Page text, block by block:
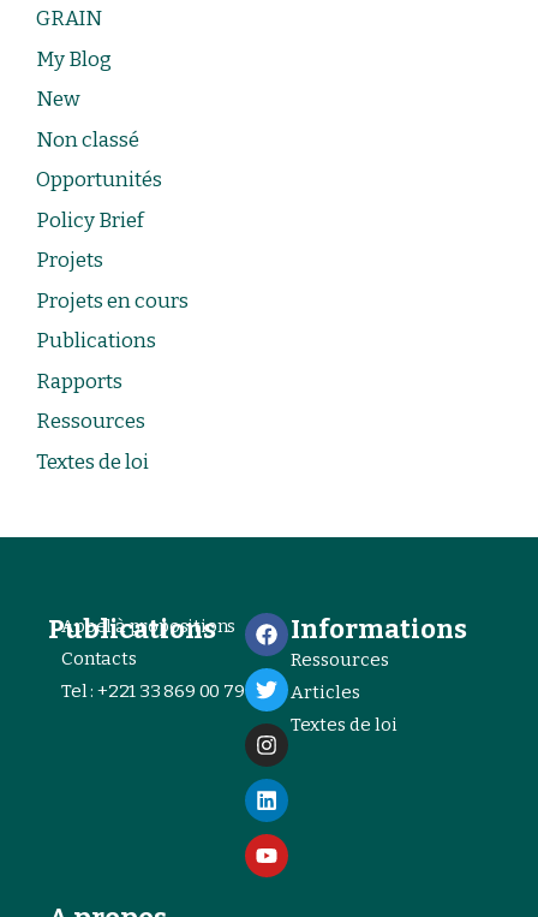
GRAIN
My Blog
New
Non classé
Opportunités
Policy Brief
Projets
Projets en cours
Publications
Rapports
Ressources
Textes de loi
Publications
Appel à propositions
Contacts
Tel : +221 33 869 00 79
Informations
Ressources
Articles
Textes de loi